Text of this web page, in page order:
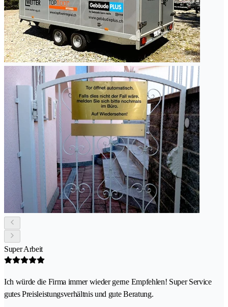
Super Arbeit
Ich würde die Firma immer wieder gerne Empfehlen! Super Service
gutes Preisleistungsverhältnis und gute Beratung.